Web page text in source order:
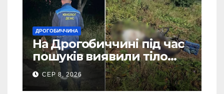
ДРОГОБИЧЧИНА
На Дрогобиччині під час
пошуків виявили тіло
зниклого чоловіка (Фото)
СЕР 8, 2026